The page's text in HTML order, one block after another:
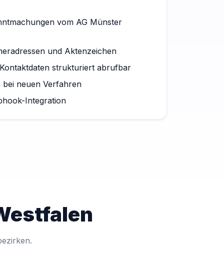
vom AG Münster
und Aktenzeichen
strukturiert abrufbar
neuen Verfahren
Integration